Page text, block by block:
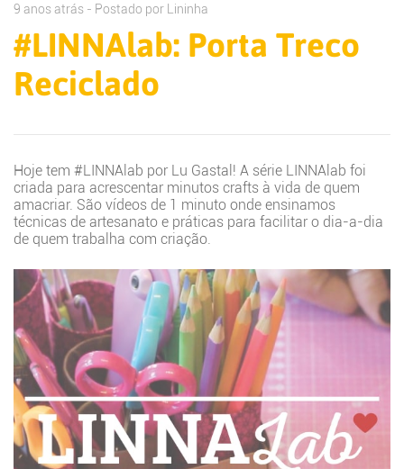
9 anos atrás - Postado por Lininha
#LINNAlab: Porta Treco
Reciclado
Hoje tem #LINNAlab por Lu Gastal! A série LINNAlab foi
criada para acrescentar minutos crafts à vida de quem
amacriar. São vídeos de 1 minuto onde ensinamos
técnicas de artesanato e práticas para facilitar o dia-a-dia
de quem trabalha com criação.